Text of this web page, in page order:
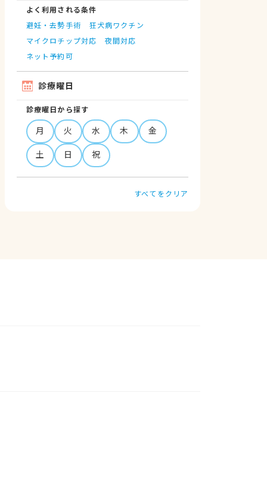
よく利用される条件
避妊・去勢手術
狂犬病ワクチン
マイクロチップ対応
夜間対応
ネット予約可
診療曜日
診療曜日から探す
月 火 水 木
金
土
日 祝
すべてをクリア